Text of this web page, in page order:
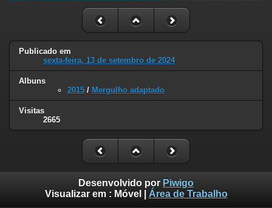
Publicado em
sexta-feira, 13 de setembro de 2024
Albuns
2015 / Mergulho adaptado
Visitas
2665
Desenvolvido por Piwigo
Visualizar em : Móvel Área de Trabalho